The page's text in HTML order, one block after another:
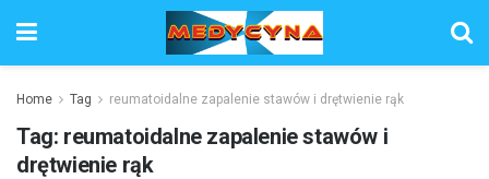
Home Tag reumatoidalne zapalenie stawów i drętwienie rąk
Tag: reumatoidalne zapalenie stawów i
drętwienie rąk